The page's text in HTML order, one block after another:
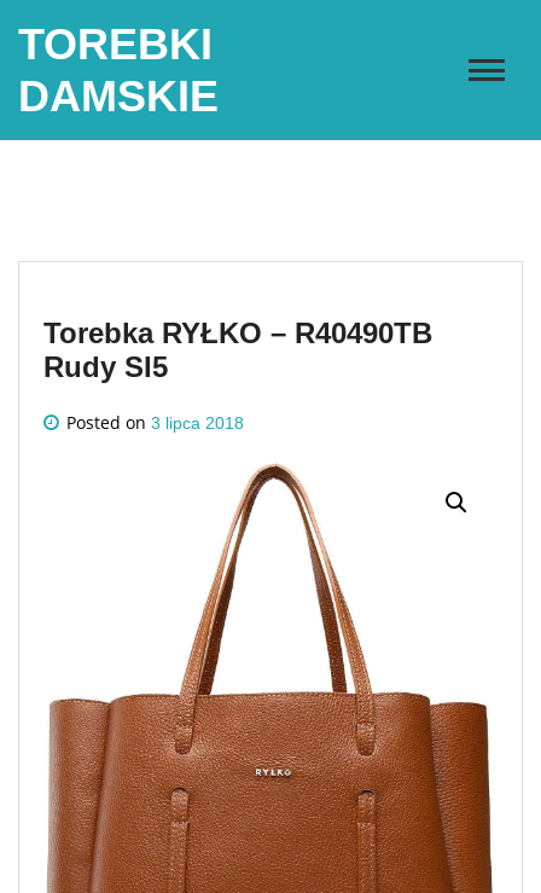
TOREBKI
DAMSKIE
Torebka RYŁKO – R40490TB
Rudy SI5
Posted on 3 lipca 2018